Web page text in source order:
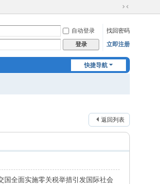
切
到
窄
自动登录
找回密码
登录 立即注册
快捷导航
返回列表
全面实施零关税举措引发国际社会